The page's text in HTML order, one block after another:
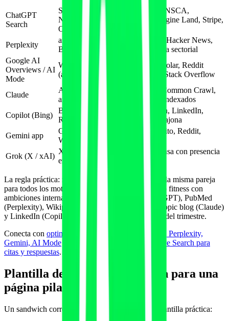
ChatGPT
Search
Schema.org, Wikipedia, ACSM, NSCA,
NIH/PubMed, Reddit, Search Engine Land, Stripe,
OpenAI Apps
Perplexity
arXiv, PubMed, Reddit, GitHub, Hacker News,
BBC, Reuters, Bloomberg, prensa sectorial
Google AI
Overviews / AI
Mode
Wikipedia, Wikidata, Google Scholar, Reddit
(acuerdo de datos), prensa local, Stack Overflow
Claude
Anthropic blog, MIT, Stanford, Common Crawl,
arXiv, Project Gutenberg, libros indexados
Copilot (Bing)
Bing Webmaster, Microsoft Learn, LinkedIn,
Reddit, Wikipedia, prensa anglosajona
Gemini app
Google Scholar, YouTube transcrito, Reddit,
Wikipedia, prensa indexada
Grok (X / xAI)
X (Twitter), Reddit, GitHub, prensa con presencia
en X
La regla práctica: no construyas un sandwich con la misma pareja
para todos los motores. Si te lees como un negocio fitness con
ambiciones internacionales, mezcla ACSM (ChatGPT), PubMed
(Perplexity), Wikipedia (Google AI Mode), Anthropic blog (Claude)
y LinkedIn (Copilot) en piezas distintas a lo largo del trimestre.
Conecta con optimizar GEO por motor: ChatGPT, Perplexity,
Gemini, AI Mode
Claude, Anthropic y Brave Search para
citas y respuestas.
Plantilla de authority sandwich para una
página pilar fitness
Un sandwich correcto cumple cinco requisitos. Plantilla práctica: